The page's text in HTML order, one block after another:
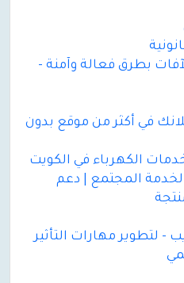
بطرق فعالة وآمنة -
في أكثر من موقع بدون
الكهرباء في الكويت
المجتمع | دعم
- لتطوير مهارات التأثير